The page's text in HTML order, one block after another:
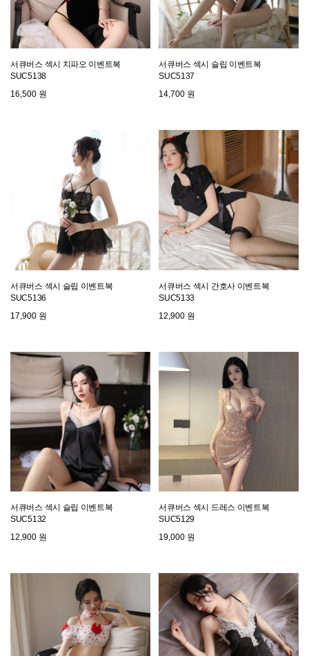
서큐버스 섹시 치파오 이벤트복
SUC5138
16,500 원
서큐버스 섹시 슬립 이벤트복
SUC5137
14,700 원
서큐버스 섹시 슬립 이벤트복
SUC5136
17,900 원
서큐버스 섹시 간호사 이벤트복
SUC5133
12,900 원
서큐버스 섹시 슬립 이벤트복
SUC5132
12,900 원
서큐버스 섹시 드레스 이벤트복
SUC5129
19,000 원